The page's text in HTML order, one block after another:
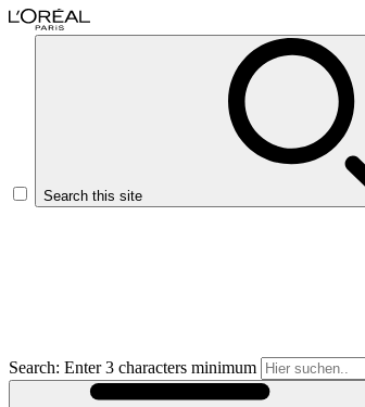
Search this site
Search: Enter 3 characters minimum